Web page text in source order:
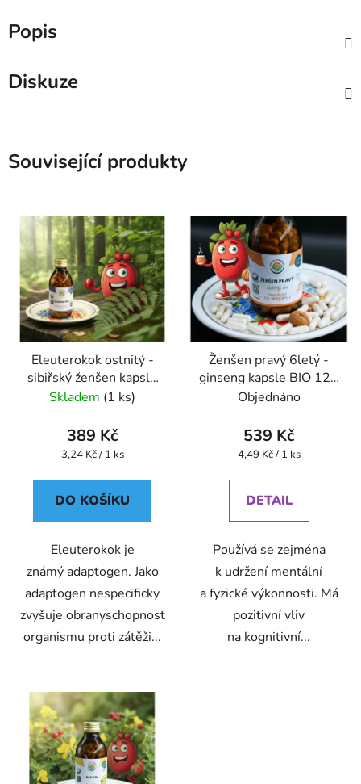
Popis
Diskuze
Související produkty
Eleuterokok ostnitý -
sibiřský ženšen kapsle
120 ks
Skladem (1 ks)
389 Kč
Měrná
3,24 Kč / 1 ks
DO KOŠÍKU
Eleuterokok je
známý adaptogen. Jako
adaptogen nespecificky
zvyšuje obranyschopnost
organismu proti zátěži...
Ženšen pravý 6letý -
ginseng kapsle BIO 120
ks
Objednáno
539 Kč
Měrná
4,49 Kč / 1 ks
DETAIL
Používá se zejména
k udržení mentální
a fyzické výkonnosti. Má
pozitivní vliv
na kognitivní...